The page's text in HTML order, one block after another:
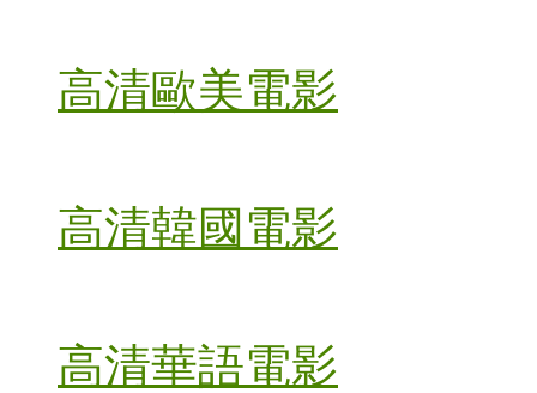
高清歐美電影
高清韓國電影
高清華語電影